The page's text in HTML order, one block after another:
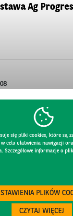
Ag
się pliki cookies, które są
celu ułatwienia nawigacji
Szczegółowe informacje o
PLIKÓW
CZYTAJ WIĘCEJ